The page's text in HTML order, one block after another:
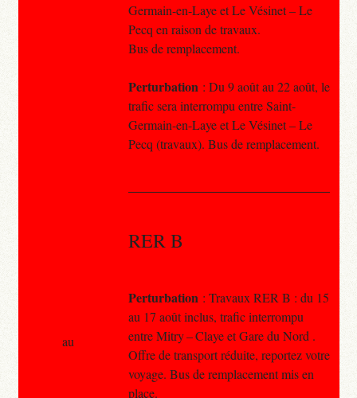
Germain-en-Laye et Le Vésinet – Le
Pecq en raison de travaux.
Bus de remplacement.
Perturbation : Du 9 août au 22 août, le
trafic sera interrompu entre Saint-
Germain-en-Laye et Le Vésinet – Le
Pecq (travaux). Bus de remplacement.
RER B
Perturbation : Travaux RER B : du 15
au 17 août inclus, trafic interrompu
entre Mitry – Claye et Gare du Nord .
Offre de transport réduite, reportez votre
voyage. Bus de remplacement mis en
place.
au